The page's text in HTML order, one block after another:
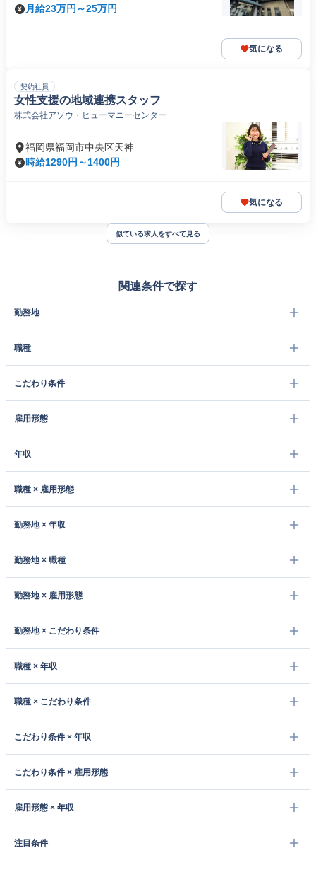
月給23万円～25万円
気になる
契約社員
女性支援の地域連携スタッフ
株式会社アソウ・ヒューマニーセンター
福岡県福岡市中央区天神
時給1290円～1400円
気になる
似ている求人をすべて見る
関連条件で探す
勤務地
職種
こだわり条件
雇用形態
年収
職種 × 雇用形態
勤務地 × 年収
勤務地 × 職種
勤務地 × 雇用形態
勤務地 × こだわり条件
職種 × 年収
職種 × こだわり条件
こだわり条件 × 年収
こだわり条件 × 雇用形態
雇用形態 × 年収
注目条件